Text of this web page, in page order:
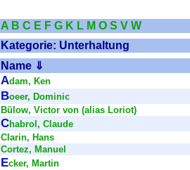
A B C E F G K L M O S V W
Kategorie: Unterhaltung
Name ⇓
Adam, Ken
Boeer, Dominic
Bülow, Victor von (alias Loriot)
Chabrol, Claude
Clarin, Hans
Cortez, Manuel
Ecker, Martin